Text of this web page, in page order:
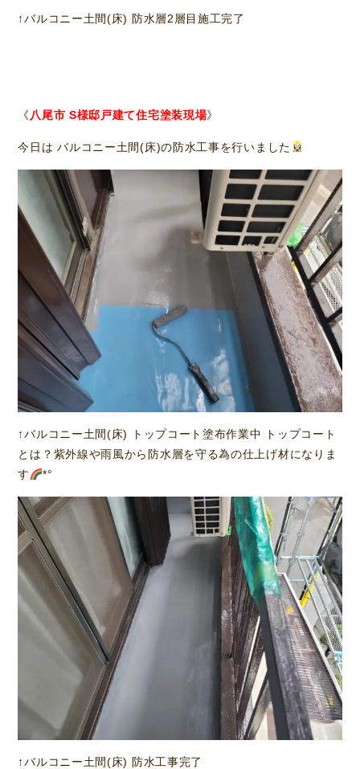
↑バルコニー土間(床) 防水層2層目施工完了
《 八尾市 S様邸戸建て住宅塗装現場》
今日は バルコニー土間(床)の防水工事を行いました
↑バルコニー土間(床) トップコート塗布作業中 トップコート
とは？紫外線や雨風から防水層を守る為の仕上げ材になりま
す
*°
↑バルコニー土間(床) 防水工事完了